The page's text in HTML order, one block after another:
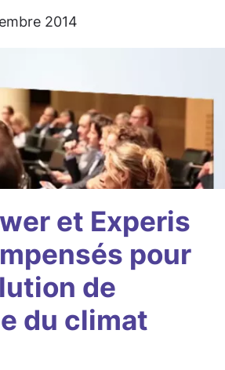
2014
et Experis
pour
de
du climat